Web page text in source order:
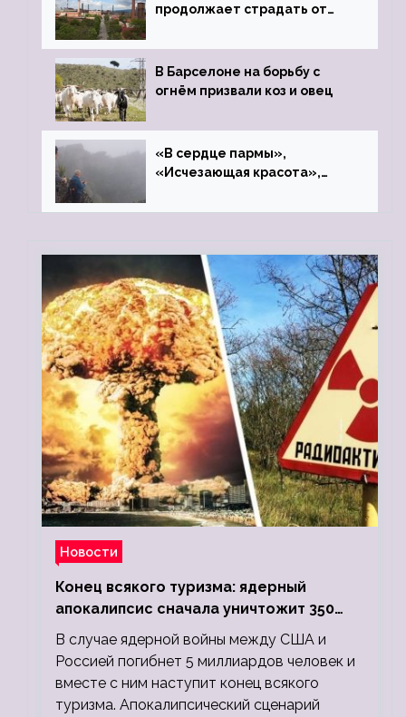
продолжает страдать от
В Барселоне на борьбу с
огнём призвали коз и овец
«В сердце пармы»,
«Исчезающая красота»,
Новости
Конец всякого туризма: ядерный
апокалипсис сначала уничтожит 350
миллионов, а потом 5 миллиардов
людей
В случае ядерной войны между США и
Россией погибнет 5 миллиардов человек и
вместе с ним наступит конец всякого
туризма. Апокалипсический сценарий